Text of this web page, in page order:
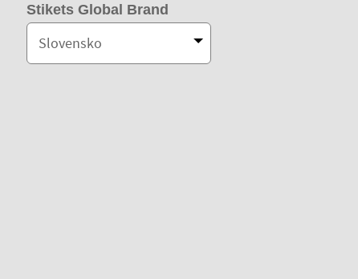
Stikets Global Brand
Slovensko